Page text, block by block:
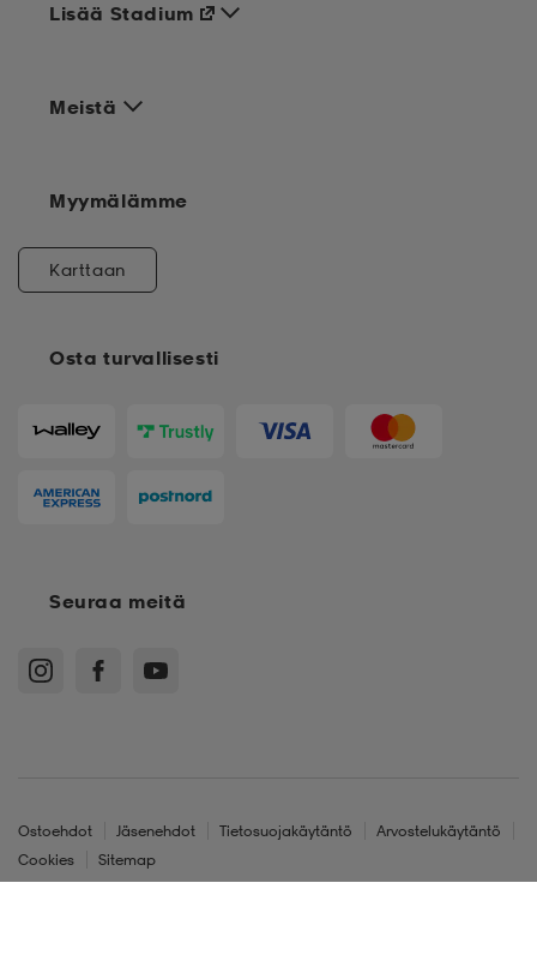
Meistä
Osta turvallisesti
Lisää Stadium
Myymälämme
Karttaan
Seuraa meitä
Ostoehdot Jäsenehdot Tietosuojakäytäntö
Arvostelukäytäntö
Cookies
Sitemap